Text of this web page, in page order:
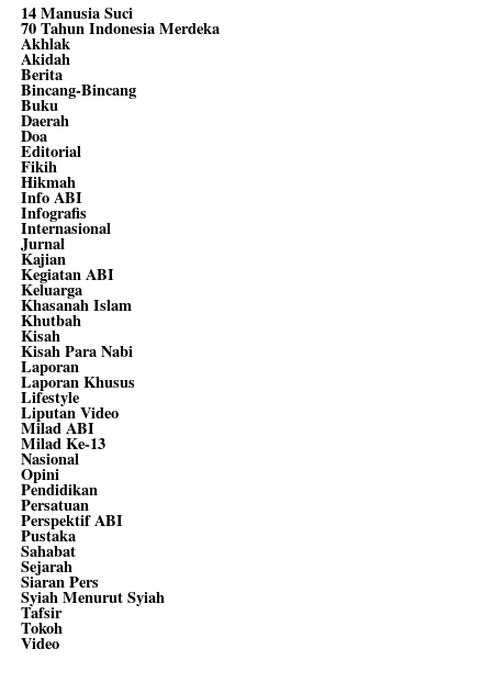
14 Manusia Suci
70 Tahun Indonesia Merdeka
Akhlak
Akidah
Berita
Bincang-Bincang
Buku
Daerah
Doa
Editorial
Fikih
Hikmah
Info ABI
Infografis
Internasional
Jurnal
Kajian
Kegiatan ABI
Keluarga
Khasanah Islam
Khutbah
Kisah
Kisah Para Nabi
Laporan
Laporan Khusus
Lifestyle
Liputan Video
Milad ABI
Milad Ke-13
Nasional
Opini
Pendidikan
Persatuan
Perspektif ABI
Pustaka
Sahabat
Sejarah
Siaran Pers
Syiah Menurut Syiah
Tafsir
Tokoh
Video